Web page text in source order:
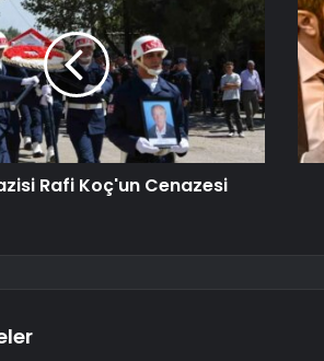
Rafi Koç'un Cenazesi